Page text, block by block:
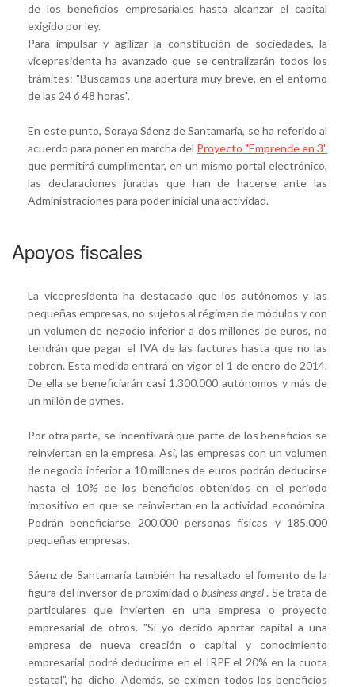
de los beneficios empresariales hasta alcanzar el capital
exigido por ley.
Para impulsar y agilizar la constitución de sociedades, la
vicepresidenta ha avanzado que se centralizarán todos los
trámites: "Buscamos una apertura muy breve, en el entorno
de las 24 ó 48 horas".
En este punto, Soraya Sáenz de Santamaría, se ha referido al
acuerdo para poner en marcha del Proyecto "Emprende en 3"
que permitirá cumplimentar, en un mismo portal electrónico,
las declaraciones juradas que han de hacerse ante las
Administraciones para poder inicial una actividad.
Apoyos fiscales
La vicepresidenta ha destacado que los autónomos y las
pequeñas empresas, no sujetos al régimen de módulos y con
un volumen de negocio inferior a dos millones de euros, no
tendrán que pagar el IVA de las facturas hasta que no las
cobren. Esta medida entrará en vigor el 1 de enero de 2014.
De ella se beneficiarán casi 1.300.000 autónomos y más de
un millón de pymes.
Por otra parte, se incentivará que parte de los beneficios se
reinviertan en la empresa. Así, las empresas con un volumen
de negocio inferior a 10 millones de euros podrán deducirse
hasta el 10% de los beneficios obtenidos en el periodo
impositivo en que se reinviertan en la actividad económica.
Podrán beneficiarse 200.000 personas físicas y 185.000
pequeñas empresas.
Sáenz de Santamaría también ha resaltado el fomento de la
figura del inversor de proximidad obusiness angel. Se trata de
particulares que invierten en una empresa o proyecto
empresarial de otros. "Si yo decido aportar capital a una
empresa de nueva creación o capital y conocimiento
empresarial podré deducirme en el IRPF el 20% en la cuota
estatal", ha dicho. Además, se eximen todos los beneficios